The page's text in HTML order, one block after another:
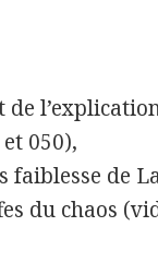
050),
faiblesse de
du chaos